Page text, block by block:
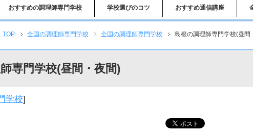
おすすめの調理師専門学校 学校選びのコツ おすすめ通信講座
TOP 全国の調理師専門学校 全国の調理師専門学校 島根の調理師専門学校(昼間
専門学校(昼間・夜間)
学校]